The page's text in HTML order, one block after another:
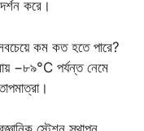
করে।
সবচেয়ে কম কত হতে পারে?
−৮৯°C পর্যন্ত নেমে